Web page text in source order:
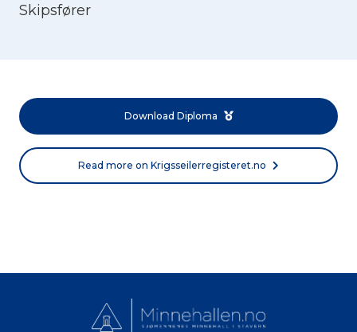
Skipsfører
Download Diploma
Read more on Krigsseilerregisteret.no